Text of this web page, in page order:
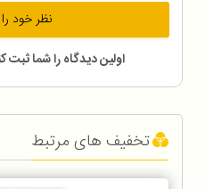
نظر خود
اولین دیدگاه را شما ثبت
تخفیف های مرتبط